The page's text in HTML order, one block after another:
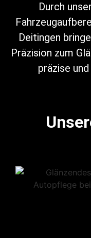
Durch
Deitingen
Präzision zum
präzise